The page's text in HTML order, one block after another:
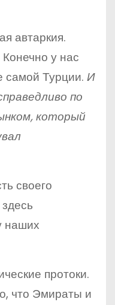
автаркия.
у нас
самой Турции. И
по
который
своего
наших
протоки.
что Эмираты и